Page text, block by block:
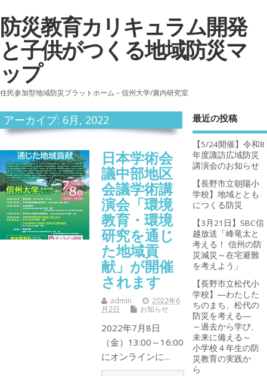
防災教育カリキュラム開発
と子供がつくる地域防災マ
ップ
住民参加型地域防災プラットホーム－信州大学/廣内研究室
アーカイブ: 6月, 2022
日本学術会
議中部地区
会議学術講
演会「環境
教育・環境
研究を通じ
た地域貢
献」が開催
されます
admin
2022年6
月2日
お知らせ
2022年7月8日
（金）13:00～16:00
にオンラインに…
最近の投稿
【5/24開催】令和8
年度諏訪広域防災
講演会のお知らせ
【長野市立朝陽小
学校】地域ととも
につくる防災
【3月21日】SBC信
越放送「峰竜太と
考える！ 信州の防
災減災～在宅避難
を考えよう」
【長野市立松代小
学校】―わたした
ちのまち、松代の
防災を考える―
～過去から学び、
未来に備える～
小学校４年生の防
災教育の実践か
ら